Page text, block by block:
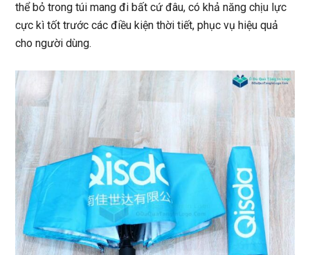
thể bỏ trong túi mang đi bất cứ đâu, có khả năng chịu lực
cực kì tốt trước các điều kiện thời tiết, phục vụ hiệu quả
cho người dùng.